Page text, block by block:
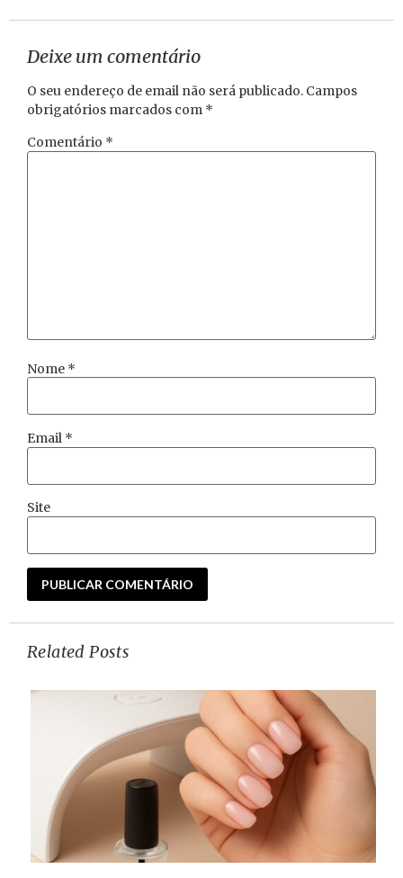
Deixe um comentário
O seu endereço de email não será publicado. Campos
obrigatórios marcados com *
Comentário *
Nome *
Email *
Site
Related Posts